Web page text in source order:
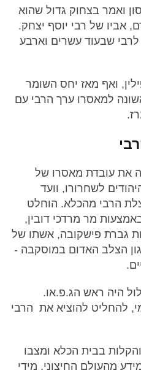
ואמר בצחוק גדול שהוא
אביו של רבי יוסף יצחק.
לרבי שבעוד עשרים וארבע
ואף מאז יחס השומר
למאסרו ערך הרבי עם
את עובדת מאסרו של
לשחרורו, וועד
הרבי מהכלא. הוחלט
מר מרדכי דובין,
גברת פישקובה, אשתו של
הצלב האדום במוסקבה -
היה ראש הג.פ.או.
להחליט להוציא את הרבי
בבית הכלא ומצבו
מהעולם החיצוני. מידי